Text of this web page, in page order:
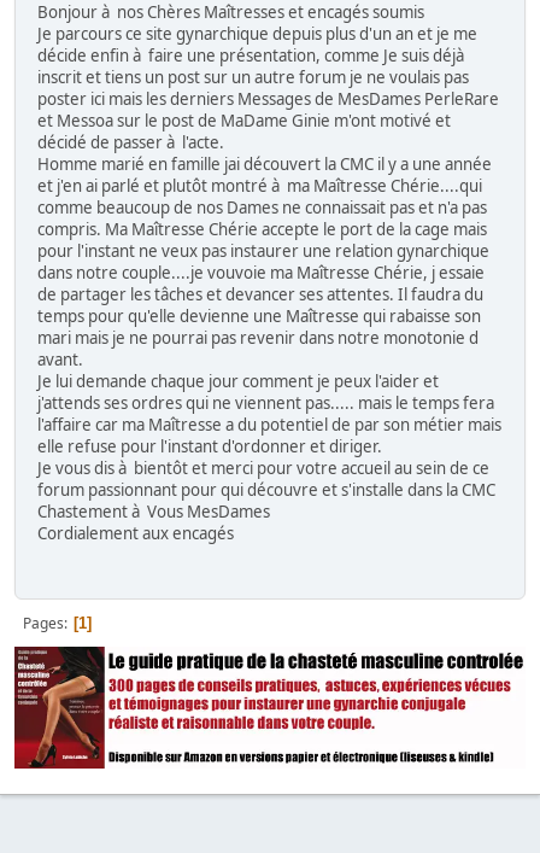
Bonjour à nos Chères Maîtresses et encagés soumis
Je parcours ce site gynarchique depuis plus d'un an et je me
décide enfin à faire une présentation, comme Je suis déjà
inscrit et tiens un post sur un autre forum je ne voulais pas
poster ici mais les derniers Messages de MesDames PerleRare
et Messoa sur le post de MaDame Ginie m'ont motivé et
décidé de passer à l'acte.
Homme marié en famille jai découvert la CMC il y a une année
et j'en ai parlé et plutôt montré à ma Maîtresse Chérie....qui
comme beaucoup de nos Dames ne connaissait pas et n'a pas
compris. Ma Maîtresse Chérie accepte le port de la cage mais
pour l'instant ne veux pas instaurer une relation gynarchique
dans notre couple....je vouvoie ma Maîtresse Chérie, j essaie
de partager les tâches et devancer ses attentes. Il faudra du
temps pour qu'elle devienne une Maîtresse qui rabaisse son
mari mais je ne pourrai pas revenir dans notre monotonie d
avant.
Je lui demande chaque jour comment je peux l'aider et
j'attends ses ordres qui ne viennent pas..... mais le temps fera
l'affaire car ma Maîtresse a du potentiel de par son métier mais
elle refuse pour l'instant d'ordonner et diriger.
Je vous dis à bientôt et merci pour votre accueil au sein de ce
forum passionnant pour qui découvre et s'installe dans la CMC
Chastement à Vous MesDames
Cordialement aux encagés
Pages 1